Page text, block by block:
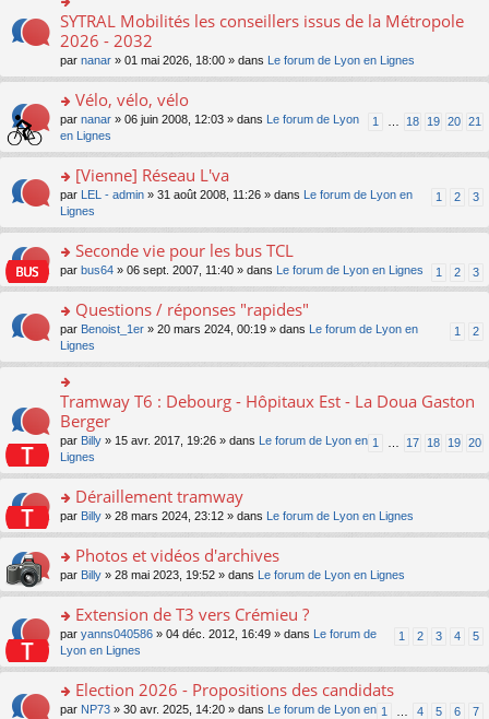
nt
s
ré
c
e
le
pl
u
s
ré
c
e
nt
n
o
n
lu
pl
u
s
ré
c
e
nt
e
s
s
g
n
o
n
lu
pl
u
s
ré
c
e
er
le
m
e
s
s
g
o
n
lu
le
u
s
ré
c
e
nt
o
n
ult
er
le
m
e
s
a
g
e
n
o
n
pl
u
s
ré
c
e
nt
SYTRAL Mobilités les conseillers issus de la Métropole
2026 - 2032
par nanar » 01 mai 2026, 18:00 » dans Le forum de Lyon en Lignes
o
n
s
er
le
m
e
s
s
e
n
o
n
lu
le
pl
u
s
ré
c
e
nt
Vélo, vélo, vélo
1 18 19 20 21
par nanar » 06 juin 2008, 12:03 » dans
Le forum de Lyon
en Lignes
o
s
er
le
m
e
s
s
g
n
o
n
lu
le
u
s
ré
c
e
[Vienne] Réseau L'va
1 2 3
par LEL - admin » 31 août 2008, 11:26 » dans
Le forum de Lyon en
Lignes
o
n
ult
er
le
m
e
s
g
o
n
lu
pl
u
s
ré
c
e
Seconde vie pour les bus TCL
1 2 3
par bus64 » 06 sept. 2007, 11:40 » dans Le forum de Lyon en Lignes
o
s
ult
er
le
m
e
s
s
a
e
o
n
lu
pl
u
s
ré
c
e
Questions / réponses "rapides"
1 2
par Benoist_1er » 20 mars 2024, 00:19 » dans
Le forum de Lyon en
Lignes
o
n
ult
er
le
m
e
s
a
g
e
n
o
n
pl
u
Tramway T6 : Debourg - Hôpitaux Est - La Doua Gaston
Berger
1 17 18 19 20
par Billy » 15 avr. 2017, 19:26 » dans
Le forum de Lyon en
Lignes
o
n
ult
er
le
m
e
s
g
e
Déraillement tramway
par Billy » 28 mars 2024, 23:12 » dans Le forum de Lyon en Lignes
o
n
ult
er
le
m
e
s
Photos et vidéos d'archives
par Billy » 28 mai 2023, 19:52 » dans Le forum de Lyon en Lignes
o
s
er
le
Extension de T3 vers Crémieu ?
1 2 3 4 5
par yanns040586 » 04 déc. 2012, 16:49 » dans
Le forum de
Lyon en Lignes
o
Election 2026 - Propositions des candidats
1 4 5 6 7
par NP73 » 30 avr. 2025, 14:20 » dans
Le forum de Lyon en